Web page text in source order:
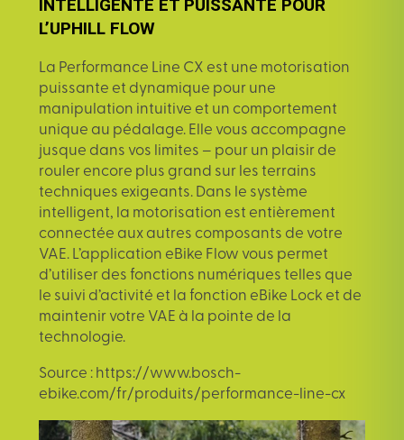
INTELLIGENTE ET PUISSANTE POUR
L’UPHILL FLOW
La Performance Line CX est une motorisation
puissante et dynamique pour une
manipulation intuitive et un comportement
unique au pédalage. Elle vous accompagne
jusque dans vos limites – pour un plaisir de
rouler encore plus grand sur les terrains
techniques exigeants. Dans le système
intelligent, la motorisation est entièrement
connectée aux autres composants de votre
VAE. L’application eBike Flow vous permet
d’utiliser des fonctions numériques telles que
le suivi d’activité et la fonction eBike Lock et de
maintenir votre VAE à la pointe de la
technologie.
Source : https://www.bosch-
ebike.com/fr/produits/performance-line-cx